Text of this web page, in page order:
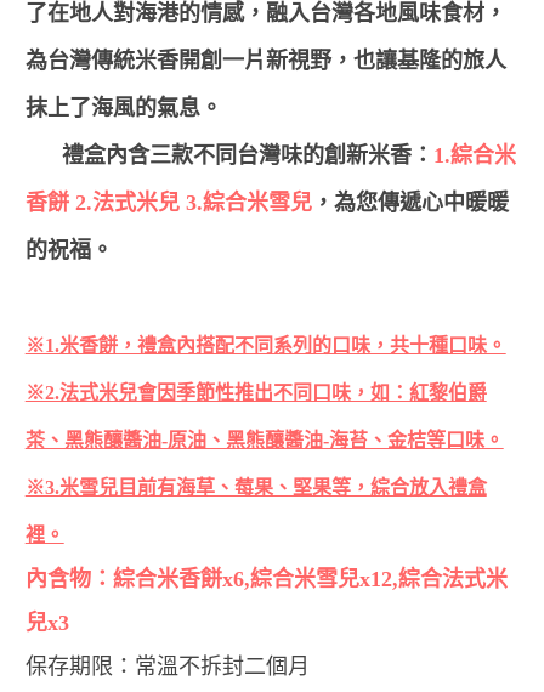
了在地人對海港的情感，融入台灣各地風味食材，
為台灣傳統米香開創一片新視野，也讓基隆的旅人
抹上了海風的氣息。
禮盒內含三款不同台灣味的創新米香： 1.綜合米
香餅 2.法式米兒 3.綜合米雪兒，為您傳遞心中暖暖
的祝福。
※1.米香餅，禮盒內搭配不同系列的口味，共十種口味。
※2.法式米兒會因季節性推出不同口味，如：紅黎伯爵
茶、黑熊釀醬油-原油、黑熊釀醬油-海苔、金桔等口味。
※3.米雪兒目前有海草、莓果、堅果等，綜合放入禮盒
裡。
內含物：綜合米香餅x6,綜合米雪兒x12,綜合法式米
兒x3
保存期限：常溫不拆封二個月